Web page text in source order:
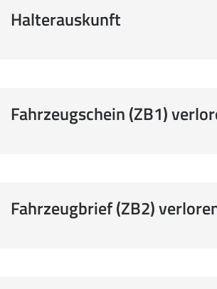
Halterauskunft
Fahrzeugschein (ZB1)
Fahrzeugbrief (ZB2)